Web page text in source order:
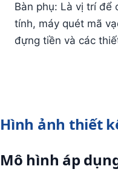
Bàn phụ: Là vị trí để
tính, máy quét mã
đựng tiền và các
Hình ảnh thiết
Mô hình áp